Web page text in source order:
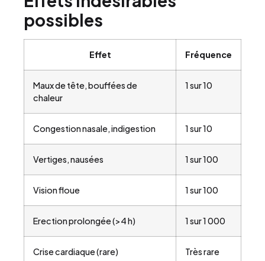
possibles
Effet Fréquence
Maux de tête, bouffées de
chaleur
1 sur 10
Congestion nasale, indigestion 1 sur 10
Vertiges, nausées 1 sur 100
Vision floue 1 sur 100
Erection prolongée (>4 h) 1 sur 1 000
Crise cardiaque (rare) Très rare